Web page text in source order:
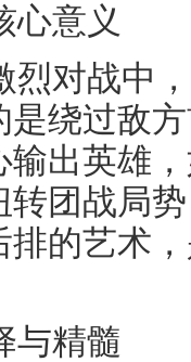
心意义
烈对战中
是绕过敌
出英雄
转团战局
的艺术
与精髓